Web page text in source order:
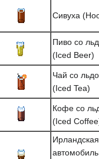
Сивуха
Пиво со
(Iced Beer)
Чай со
(Iced Tea)
Кофе со
(Iced
Ирландская